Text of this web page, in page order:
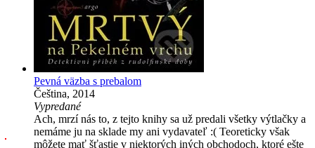
Pevná väzba s prebalom
Čeština, 2014
Vypredané
Ach, mrzí nás to, z tejto knihy sa už predali všetky výtlačky a
nemáme ju na sklade my ani vydavateľ :( Teoreticky však
môžete mať šťastie v niektorých iných obchodoch, ktoré ešte